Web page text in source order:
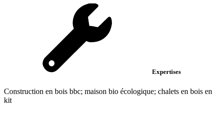
Expertises
Construction en bois bbc; maison bio écologique; chalets en bois en
kit